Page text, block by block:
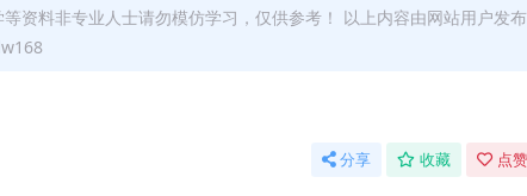
资料非专业人士请勿模仿学习，仅供参考！ 以上内容由网站用户发布
分享 收藏 点